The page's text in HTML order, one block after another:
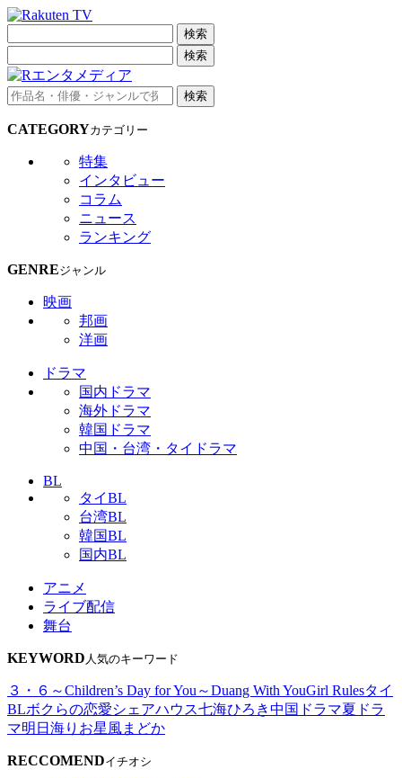
検索
検索
検索
CATEGORYカテゴリー
特集
インタビュー
コラム
ニュース
ランキング
GENREジャンル
映画
邦画
洋画
ドラマ
国内ドラマ
海外ドラマ
韓国ドラマ
中国・台湾・タイドラマ
BL
タイBL
台湾BL
韓国BL
国内BL
アニメ
ライブ配信
舞台
KEYWORD 人気のキーワード
３・６～Children’s Day for You～Duang With YouGirl Rulesタイ
BLボクらの恋愛シェアハウス七海ひろき中国ドラマ夏ドラ
マ明日海りお星風まどか
RECCOMENDイチオシ